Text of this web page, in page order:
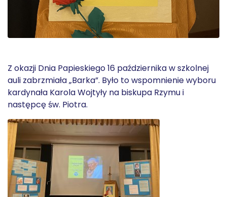
Z okazji Dnia Papieskiego 16 października w szkolnej
auli zabrzmiała „Barka”. Było to wspomnienie wyboru
kardynała Karola Wojtyły na biskupa Rzymu i
następcę św. Piotra.